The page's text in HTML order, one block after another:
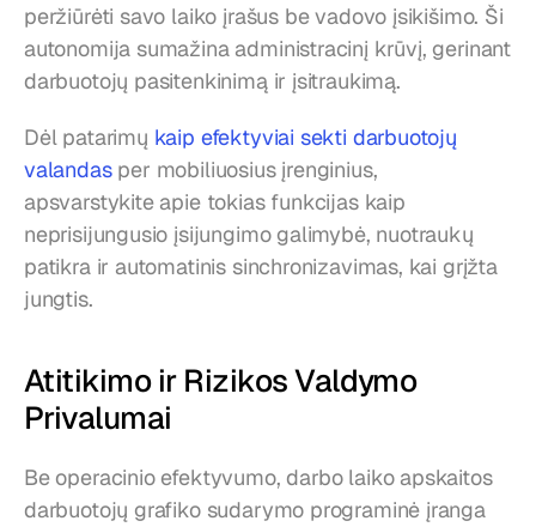
peržiūrėti savo laiko įrašus be vadovo įsikišimo. Ši
autonomija sumažina administracinį krūvį, gerinant
darbuotojų pasitenkinimą ir įsitraukimą.
Dėl patarimų kaip efektyviai sekti darbuotojų
valandas per mobiliuosius įrenginius,
apsvarstykite apie tokias funkcijas kaip
neprisijungusio įsijungimo galimybė, nuotraukų
patikra ir automatinis sinchronizavimas, kai grįžta
jungtis.
Atitikimo ir Rizikos Valdymo
Privalumai
Be operacinio efektyvumo, darbo laiko apskaitos
darbuotojų grafiko sudarymo programinė įranga